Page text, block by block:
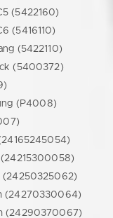
(5422160)
(5416110)
(5422110)
(5400372)
(P4008)
(24250325062)
(24270330064)
(24290370067)